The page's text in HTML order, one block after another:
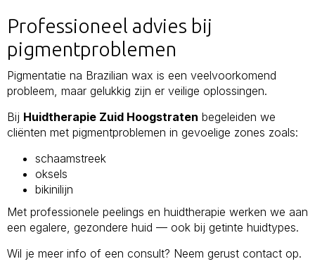
Professioneel advies bij
pigmentproblemen
Pigmentatie na Brazilian wax is een veelvoorkomend
probleem, maar gelukkig zijn er veilige oplossingen.
Bij Huidtherapie Zuid Hoogstraten begeleiden we
cliënten met pigmentproblemen in gevoelige zones zoals:
schaamstreek
oksels
bikinilijn
Met professionele peelings en huidtherapie werken we aan
een egalere, gezondere huid — ook bij getinte huidtypes.
Wil je meer info of een consult? Neem gerust contact op.